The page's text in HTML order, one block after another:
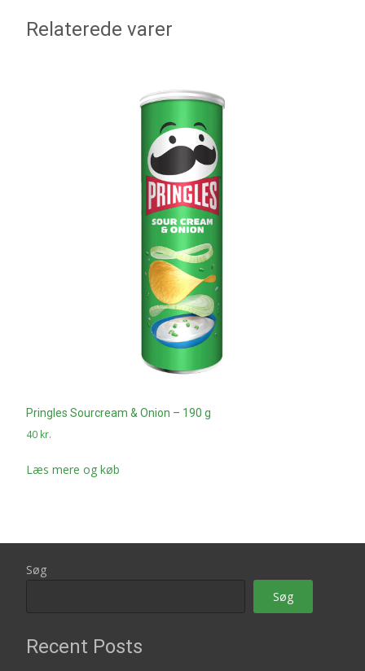
Relaterede varer
Pringles Sourcream & Onion – 190 g
40 kr.
Læs mere og køb
Søg
Søg
Recent Posts